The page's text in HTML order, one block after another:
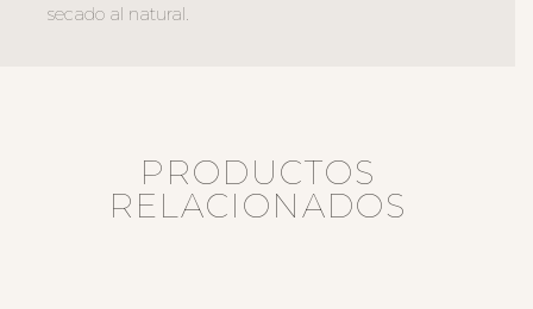
secado al natural.
PRODUCTOS
RELACIONADOS